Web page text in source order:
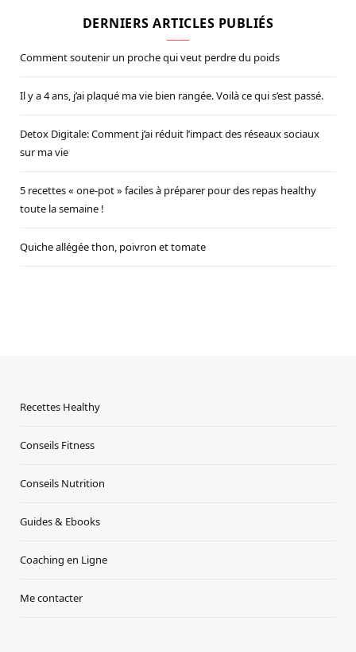
DERNIERS ARTICLES PUBLIÉS
Comment soutenir un proche qui veut perdre du poids
Il y a 4 ans, j’ai plaqué ma vie bien rangée. Voilà ce qui s’est passé.
Detox Digitale: Comment j’ai réduit l’impact des réseaux sociaux
sur ma vie
5 recettes « one-pot » faciles à préparer pour des repas healthy
toute la semaine !
Quiche allégée thon, poivron et tomate
Recettes Healthy
Conseils Fitness
Conseils Nutrition
Guides & Ebooks
Coaching en Ligne
Me contacter